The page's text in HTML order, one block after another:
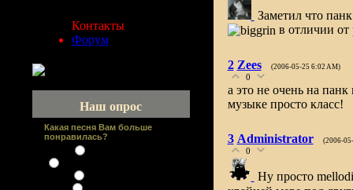
Контакты
Форум
Наш опрос
Какая песня Вам больше
понравилась?
Заметил что
в отличии от
2 Zees (2006-05-25 6:02 AM)
0
а это не очень на
музыке просто класс!
3 Administrator (2006-
0
Ну просто